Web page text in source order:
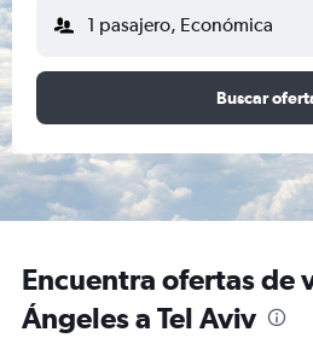
1 pasajero, Económica
Buscar
Encuentra ofertas de
Ángeles a Tel Aviv